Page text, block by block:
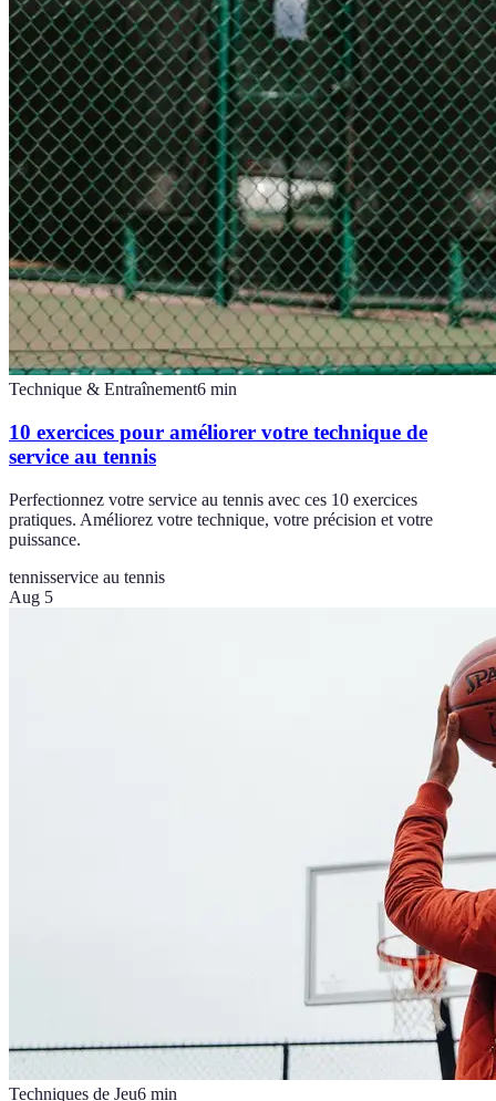
Technique & Entraînement6 min
10 exercices pour améliorer votre technique de
service au tennis
Perfectionnez votre service au tennis avec ces 10 exercices
pratiques. Améliorez votre technique, votre précision et votre
puissance.
tennisservice au tennis
Aug 5
Techniques de Jeu6 min